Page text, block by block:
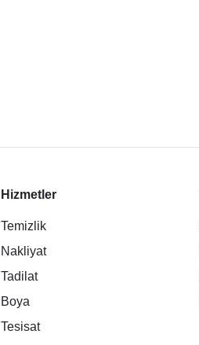
Hizmetler
Temizlik
Nakliyat
Tadilat
Boya
Tesisat